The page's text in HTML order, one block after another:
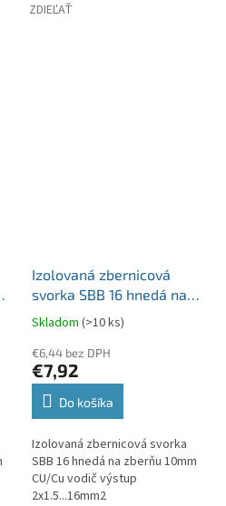
ZDIEĽAŤ
Izolovaná zbernicová
svorka SBB 16 hnedá na
zberňu 10mm CU/Cu vodič
výstup 2x1.5...16mm2
81550015
Skladom (>10 ks)
€6,44 bez DPH
€7,92
Do košíka
Izolovaná zbernicová svorka
SBB 16 hnedá na zberňu 10mm
CU/Cu vodič výstup
2x1.5...16mm2